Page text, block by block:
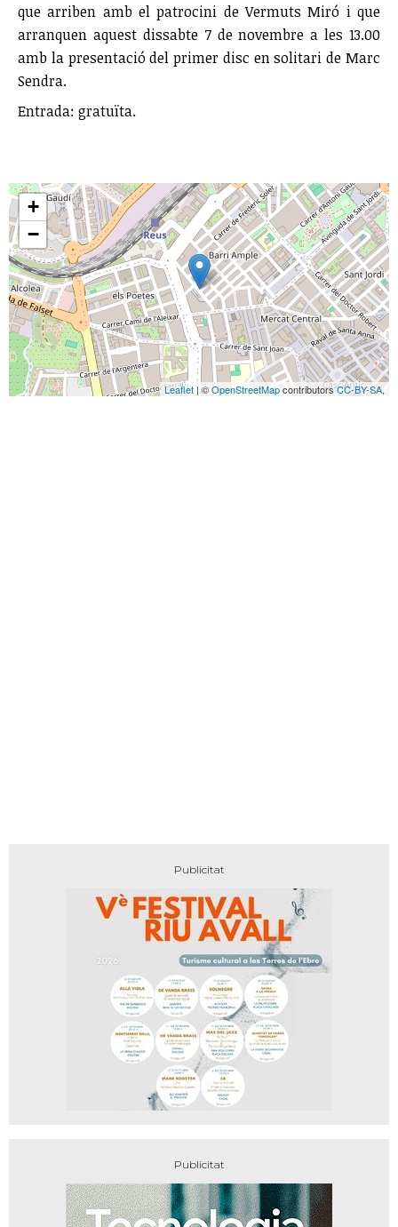
que arriben amb el patrocini de Vermuts Miró i que
arranquen aquest dissabte 7 de novembre a les 13.00
amb la presentació del primer disc en solitari de Marc
Sendra.
Entrada: gratuïta.
+
−
Leaflet | ©OpenStreetMapcontributorsCC-BY-SA,